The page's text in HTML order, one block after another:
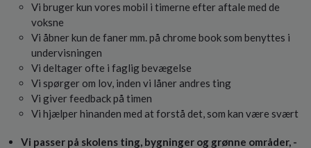
Vi bruger kun vores mobil i timerne efter aftale med de
voksne
Vi åbner kun de faner mm. på chrome book som benyttes i
undervisningen
Vi deltager ofte i faglig bevægelse
Vi spørger om lov, inden vi låner andres ting
Vi giver feedback på timen
Vi hjælper hinanden med at forstå det, som kan være svært
Vi passer på skolens ting, bygninger og grønne områder, -